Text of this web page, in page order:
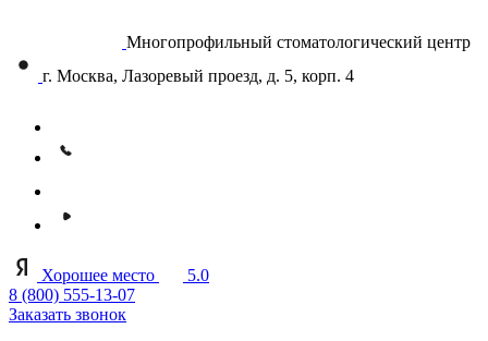
Многопрофильный стоматологический центр
г. Москва, Лазоревый проезд, д. 5, корп. 4
Хорошее место
5.0
8 (800) 555-13-07
Заказать звонок